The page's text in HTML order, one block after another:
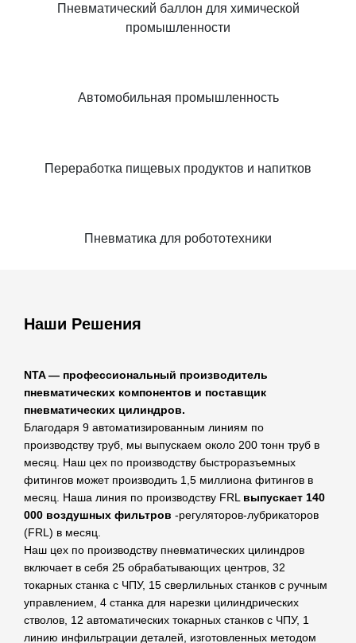
Пневматический баллон для химической
промышленности
Автомобильная промышленность
Переработка пищевых продуктов и напитков
Пневматика для робототехники
Наши Решения
NTA — профессиональный производитель
пневматических компонентов и поставщик
пневматических цилиндров.
Благодаря 9 автоматизированным линиям по
производству труб, мы выпускаем около 200 тонн труб в
месяц. Наш цех по производству быстроразъемных
фитингов может производить 1,5 миллиона фитингов в
месяц. Наша линия по производству FRL выпускает 140
000 воздушных фильтров -регуляторов-лубрикаторов
(FRL) в месяц.
Наш цех по производству пневматических цилиндров
включает в себя 25 обрабатывающих центров, 32
токарных станка с ЧПУ, 15 сверлильных станков с ручным
управлением, 4 станка для нарезки цилиндрических
стволов, 12 автоматических токарных станков с ЧПУ, 1
линию инфильтрации деталей, изготовленных методом